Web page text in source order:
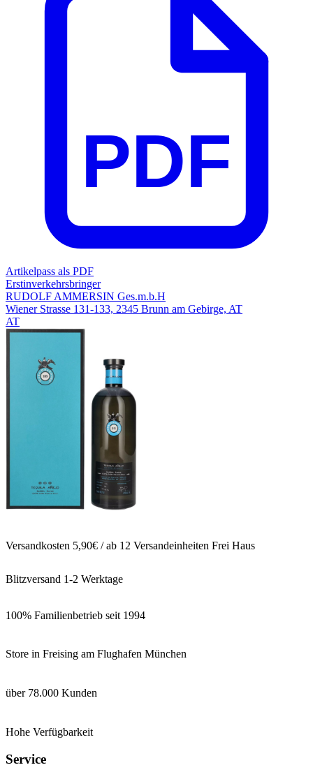
PDF
Artikelpass als PDF
Erstinverkehrsbringer
RUDOLF AMMERSIN Ges.m.b.H
Wiener Strasse 131-133, 2345 Brunn am Gebirge, AT
AT
Versandkosten 5,90€ / ab 12 Versandeinheiten Frei Haus
Blitzversand 1-2 Werktage
100% Familienbetrieb seit 1994
Store in Freising am Flughafen München
über 78.000 Kunden
Hohe Verfügbarkeit
Service